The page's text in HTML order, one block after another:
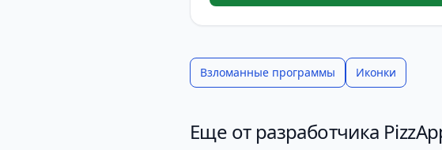
Взломанные программы Иконки
Еще от разработчика